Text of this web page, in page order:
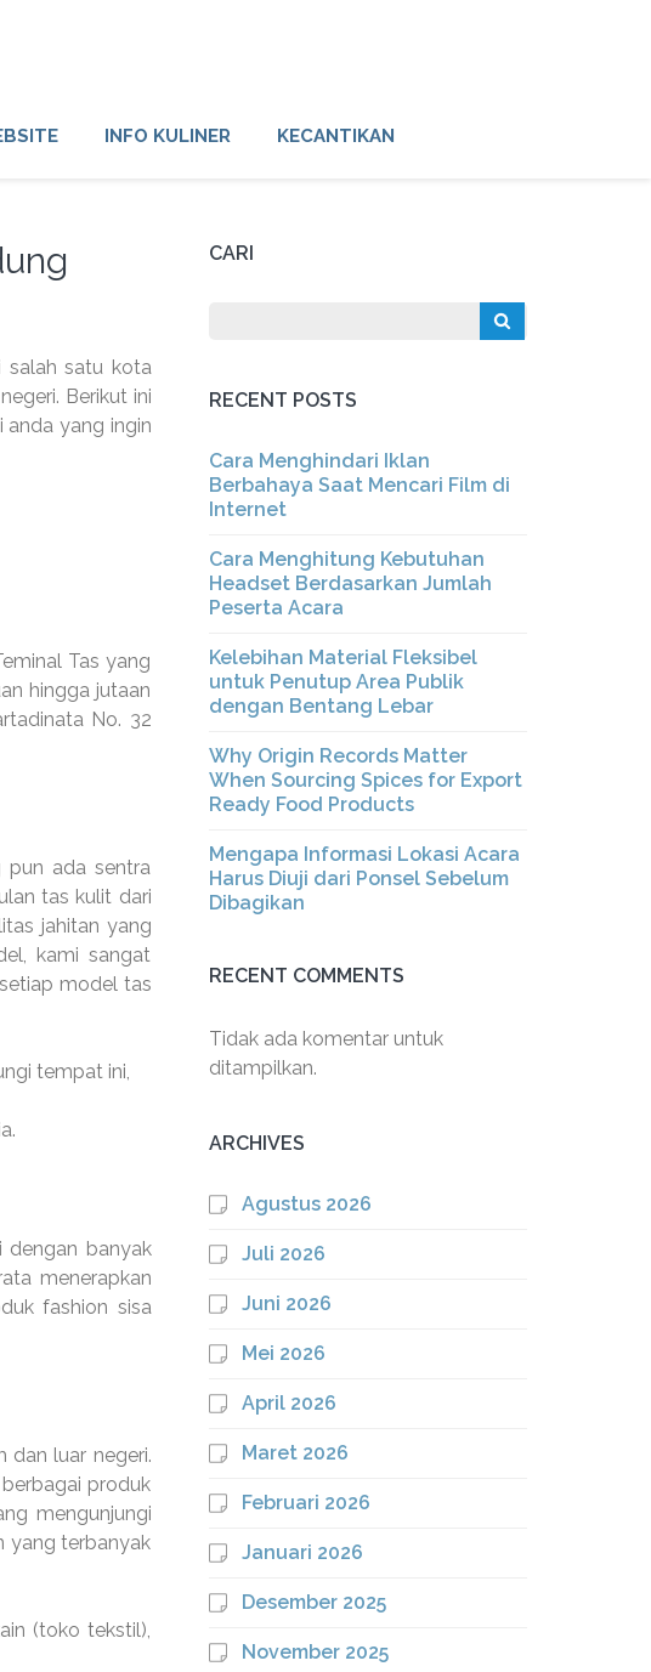
INFO KULINER KECANTIKAN
salah satu kota
Berikut ini
anda yang ingin
Tas yang
hingga jutaan
No. 32
pun ada sentra
tas kulit dari
jahitan yang
kami sangat
model tas
tempat ini,
dengan banyak
menerapkan
fashion sisa
dan luar negeri.
produk
mengunjungi
yang terbanyak
(toko tekstil),
CARI
RECENT POSTS
Cara Menghindari Iklan
Berbahaya Saat Mencari Film di
Internet
Cara Menghitung Kebutuhan
Headset Berdasarkan Jumlah
Peserta Acara
Kelebihan Material Fleksibel
untuk Penutup Area Publik
dengan Bentang Lebar
Why Origin Records Matter
When Sourcing Spices for Export
Ready Food Products
Mengapa Informasi Lokasi Acara
Harus Diuji dari Ponsel Sebelum
Dibagikan
RECENT COMMENTS
Tidak ada komentar untuk
ditampilkan.
ARCHIVES
Agustus 2026
Juli 2026
Juni 2026
Mei 2026
April 2026
Maret 2026
Februari 2026
Januari 2026
Desember 2025
November 2025